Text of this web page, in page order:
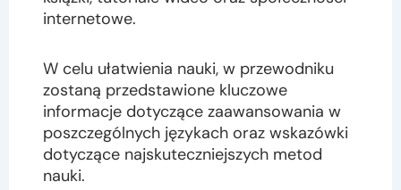
internetowe.
W celu ułatwienia nauki, w przewodniku
zostaną przedstawione kluczowe
informacje dotyczące zaawansowania w
poszczególnych językach oraz wskazówki
dotyczące najskuteczniejszych metod
nauki.